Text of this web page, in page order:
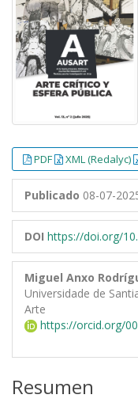
PDF XML (Redalyc)
Publicado 08-07-
DOI https://doi.org/
Miguel Anxo
Universidade de
Arte
https://orcid.org/
Resumen